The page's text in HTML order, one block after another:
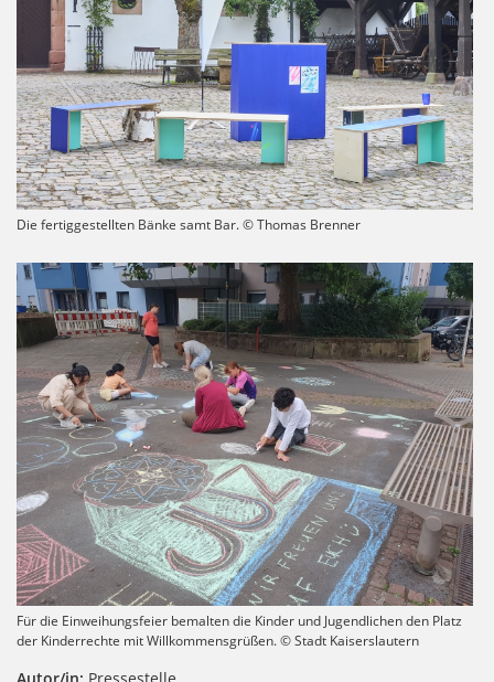
Die fertiggestellten Bänke samt Bar. © Thomas Brenner
Für die Einweihungsfeier bemalten die Kinder und Jugendlichen den Platz
der Kinderrechte mit Willkommensgrüßen. © Stadt Kaiserslautern